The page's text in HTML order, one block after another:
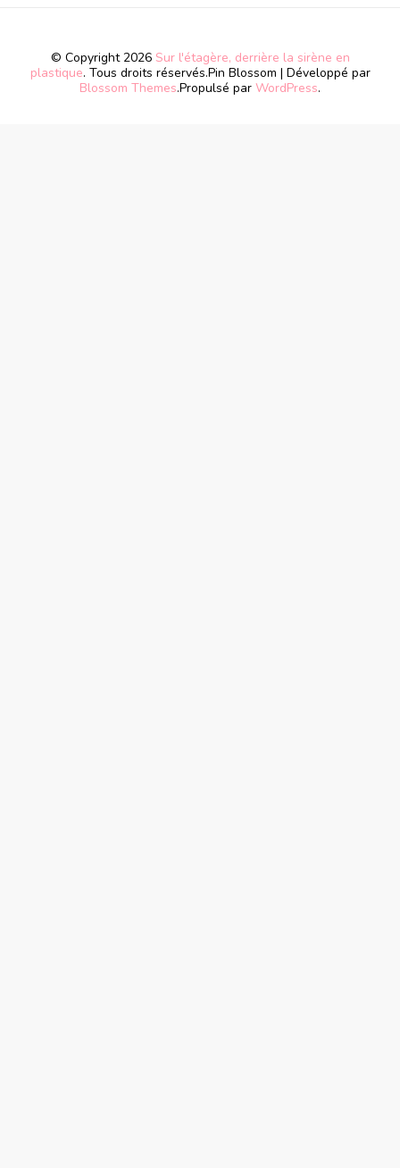
© Copyright 2026 Sur l'étagère, derrière la sirène en
plastique. Tous droits réservés.Pin Blossom | Développé par
Blossom Themes.Propulsé par WordPress.